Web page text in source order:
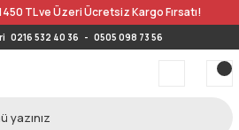
TL ve Üzeri Ücretsiz Kargo Fırsatı!
0216 532 40 36 - 0505 098 73 56